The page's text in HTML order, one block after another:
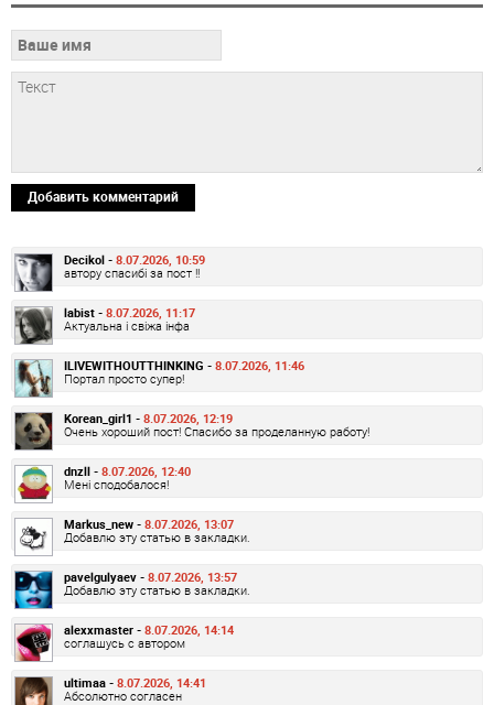
Добавить комментарий
Decikol - 8.07.2026, 10:59
автору спасибі за пост !!
labist - 8.07.2026, 11:17
Актуальна і свіжа інфа
ILIVEWITHOUTTHINKING - 8.07.2026, 11:46
Портал просто супер!
Korean_girl1 - 8.07.2026, 12:19
Очень хороший пост! Спасибо за проделанную работу!
dnzll - 8.07.2026, 12:40
Мені сподобалося!
Markus_new - 8.07.2026, 13:07
Добавлю эту статью в закладки.
pavelgulyaev - 8.07.2026, 13:57
Добавлю эту статью в закладки.
alexxmaster - 8.07.2026, 14:14
соглашусь с автором
ultimaa - 8.07.2026, 14:41
Абсолютно согласен